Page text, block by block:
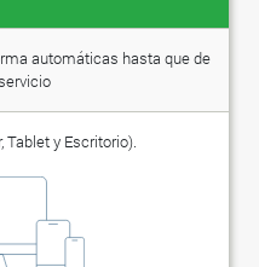
automáticas hasta que de
Tablet y Escritorio).